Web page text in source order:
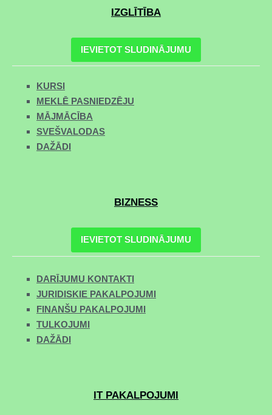
IZGLĪTĪBA
IEVIETOT SLUDINĀJUMU
KURSI
MEKLĒ PASNIEDZĒJU
MĀJMĀCĪBA
SVEŠVALODAS
DAŽĀDI
BIZNESS
IEVIETOT SLUDINĀJUMU
DARĪJUMU KONTAKTI
JURIDISKIE PAKALPOJUMI
FINANŠU PAKALPOJUMI
TULKOJUMI
DAŽĀDI
IT PAKALPOJUMI